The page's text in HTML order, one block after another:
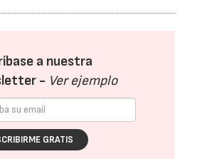
a nuestra
- Ver ejemplo
GRATIS